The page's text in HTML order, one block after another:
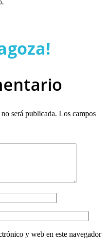
será publicada. Los campos
y web en este navegador